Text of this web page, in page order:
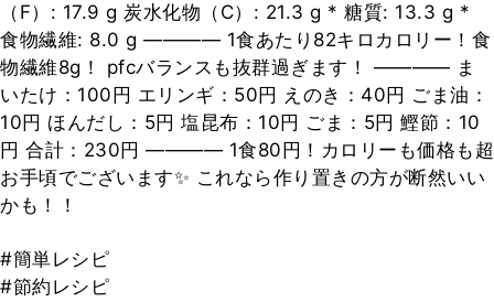
（F）: 17.9 g 炭水化物（C）: 21.3 g * 糖質: 13.3 g *
食物繊維: 8.0 g ―――― 1食あたり82キロカロリー！食
物繊維8g！ pfcバランスも抜群過ぎます！ ―――― ま
いたけ：100円 エリンギ：50円 えのき：40円 ごま油：
10円 ほんだし：5円 塩昆布：10円 ごま：5円 鰹節：10
円 合計：230円 ―――― 1食80円！カロリーも価格も超
お手頃でございます✨ これなら作り置きの方が断然いい
かも！！
#簡単レシピ
#節約レシピ